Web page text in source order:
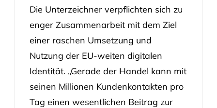
Die Unterzeichner verpflichten sich zu
enger Zusammenarbeit mit dem Ziel
einer raschen Umsetzung und
Nutzung der EU-weiten digitalen
Identität. „Gerade der Handel kann mit
seinen Millionen Kundenkontakten pro
Tag einen wesentlichen Beitrag zur